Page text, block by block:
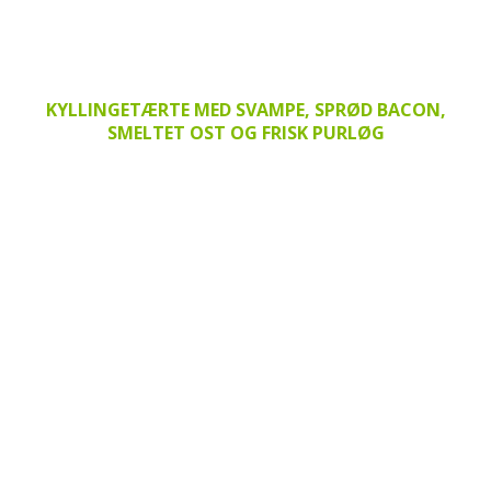
KYLLINGETÆRTE MED SVAMPE, SPRØD BACON,
SMELTET OST OG FRISK PURLØG